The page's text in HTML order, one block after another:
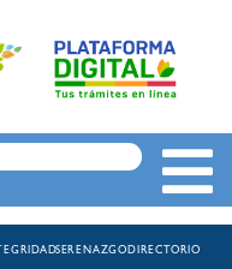
SERENAZGODIRECTORIO